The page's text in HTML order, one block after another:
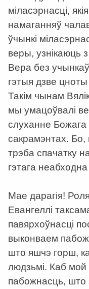
міласэрнасці,
намаганняў
ўчынкі
веры, узнікаюць
Вера без
гэтыя дзве
Такім чынам
мы умацоўвалі
слуханне Божага
сакрамэнтах.
трэба спачатку
гэтага
Мае дарагія!
Евангеллі
павярхоўнасці
выконваем
што яшчэ горш,
людзьмі. Каб
пабожнасць,